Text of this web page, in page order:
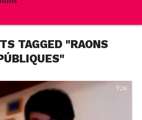
TAGGED "RAONS
7.2K